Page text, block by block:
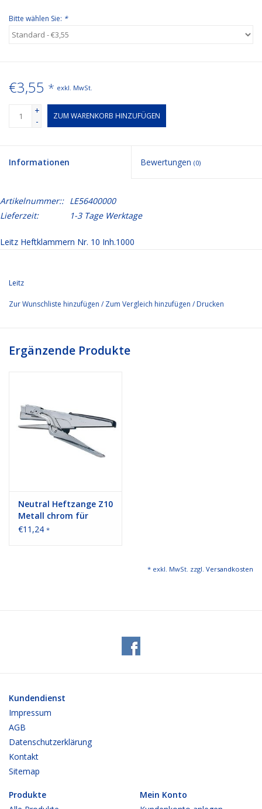
Bitte wählen Sie: *
€3,55 * exkl. MwSt.
+
-
ZUM WARENKORB HINZUFÜGEN
Informationen Bewertungen (0)
Artikelnummer:: LE56400000
Lieferzeit:
1-3 Tage Werktage
Leitz Heftklammern Nr. 10 Inh.1000
Leitz
Zur Wunschliste hinzufügen / Zum Vergleich hinzufügen / Drucken
Ergänzende Produkte
Neutral Heftzange Z10
Metall chrom für
Klammern HK10
€11,24 *
* exkl. MwSt. zzgl. Versandkosten
Kundendienst
Impressum
AGB
Datenschutzerklärung
Kontakt
Sitemap
Produkte
Mein Konto